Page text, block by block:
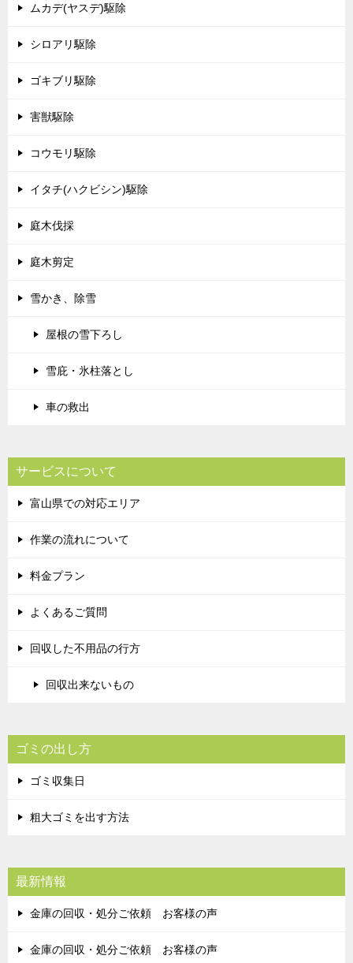
ムカデ(ヤスデ)駆除
シロアリ駆除
ゴキブリ駆除
害獣駆除
コウモリ駆除
イタチ(ハクビシン)駆除
庭木伐採
庭木剪定
雪かき、除雪
屋根の雪下ろし
雪庇・氷柱落とし
車の救出
サービスについて
富山県での対応エリア
作業の流れについて
料金プラン
よくあるご質問
回収した不用品の行方
回収出来ないもの
ゴミの出し方
ゴミ収集日
粗大ゴミを出す方法
最新情報
金庫の回収・処分ご依頼 お客様の声
金庫の回収・処分ご依頼 お客様の声